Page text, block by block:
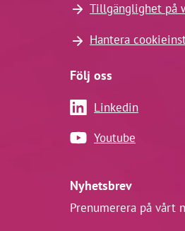
Tillgänglighet på
Hantera
Följ oss
Linkedin
Youtube
Nyhetsbrev
Prenumerera på vårt